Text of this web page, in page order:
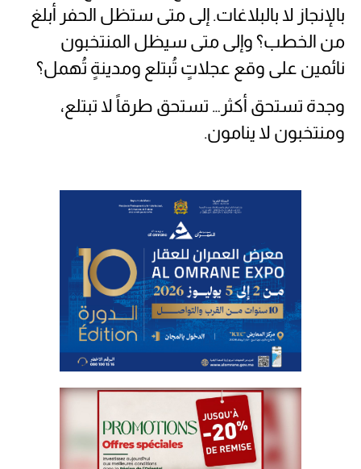
بالإنجاز لا بالبلاغات. إلى متى ستظل الحفر أبلغ
من الخطب؟ وإلى متى سيظل المنتخبون
نائمين على وقع عجلاتٍ تُبتلع ومدينةٍ تُهمل؟
وجدة تستحق أكثر… تستحق طرقاً لا تبتلع،
ومنتخبون لا ينامون.